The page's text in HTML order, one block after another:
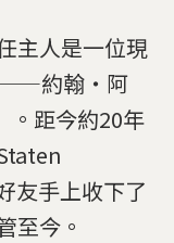
主人是一位現
——約翰・阿
距今約20年
友手上收下了
至今。